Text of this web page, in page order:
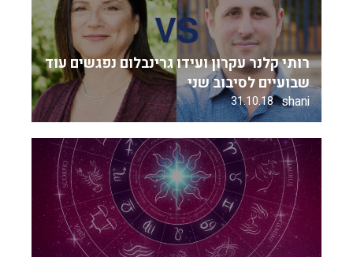
רותי קלנר עקרון ועידו גרינבלום נפגשים עוד
שבועיים לסיבוב שני
shani
31.10.18